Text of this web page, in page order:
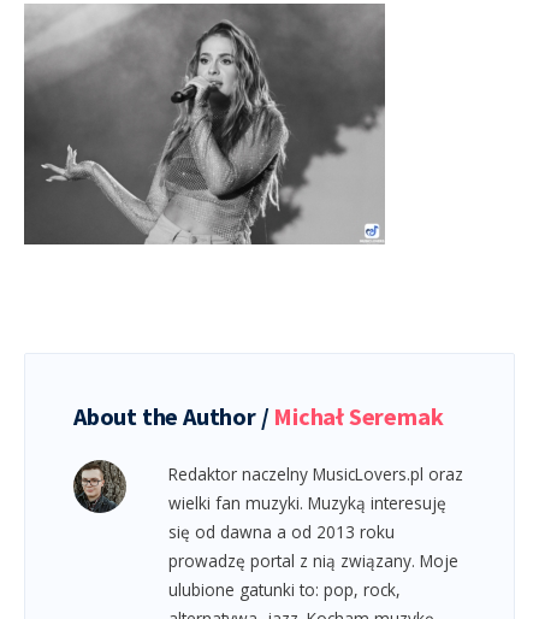
About the Author / Michał Seremak
Redaktor naczelny MusicLovers.pl oraz
wielki fan muzyki. Muzyką interesuję
się od dawna a od 2013 roku
prowadzę portal z nią związany. Moje
ulubione gatunki to: pop, rock,